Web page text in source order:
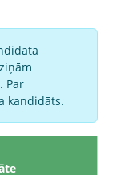
Par
kandidāts.